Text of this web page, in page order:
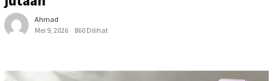
Ahmad
Mei 9, 2026
860 Dilihat